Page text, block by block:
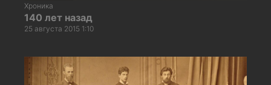
Хроника
140 лет назад
25 августа 2015 1:10